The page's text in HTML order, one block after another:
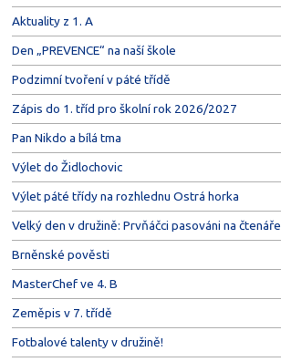
Aktuality z 1. A
Den „PREVENCE“ na naší škole
Podzimní tvoření v páté třídě
Zápis do 1. tříd pro školní rok 2026/2027
Pan Nikdo a bílá tma
Výlet do Židlochovic
Výlet páté třídy na rozhlednu Ostrá horka
Velký den v družině: Prvňáčci pasováni na
Brněnské pověsti
MasterChef ve 4. B
Zeměpis v 7. třídě
Fotbalové talenty v družině!